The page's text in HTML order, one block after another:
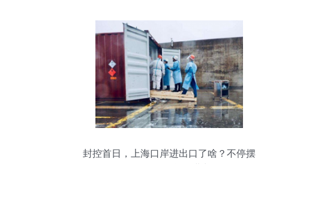
封控首日，上海口岸进出口了啥？不停摆